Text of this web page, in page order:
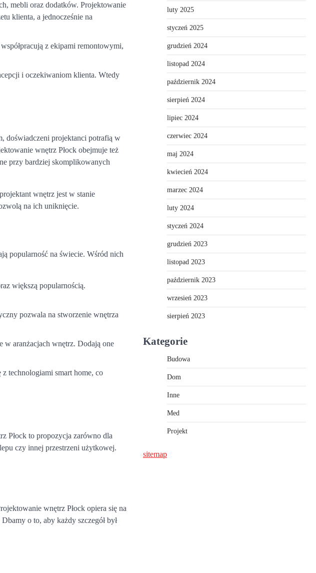
mebli oraz dodatków. Projektowanie
klienta, a jednocześnie na
z ekipami remontowymi,
i oczekiwaniom klienta. Wtedy
doświadczeni projektanci potrafią w
wnętrz Płock obejmuje też
przy bardziej skomplikowanych
wnętrz jest w stanie
na ich uniknięcie.
popularność na świecie. Wśród nich
większą popularnością.
pozwala na stworzenie wnętrza
w aranżacjach wnętrz. Dodają one
technologiami smart home, co
Płock to propozycja zarówno dla
czy innej przestrzeni użytkowej.
wnętrz Płock opiera się na
o to, aby każdy szczegół był
luty 2025
styczeń 2025
grudzień 2024
listopad 2024
październik 2024
sierpień 2024
lipiec 2024
czerwiec 2024
maj 2024
kwiecień 2024
marzec 2024
luty 2024
styczeń 2024
grudzień 2023
listopad 2023
październik 2023
wrzesień 2023
sierpień 2023
Kategorie
Budowa
Dom
Inne
Med
Projekt
sitemap